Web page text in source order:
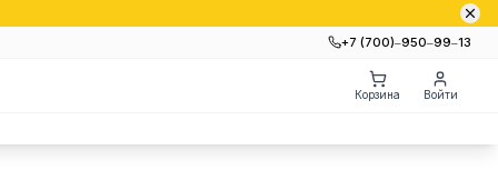
+7 (700)‒950‒99‒13
Корзина Войти